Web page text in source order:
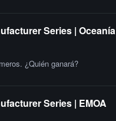
Series | Oceanía
¿Quién ganará?
Series | EMOA